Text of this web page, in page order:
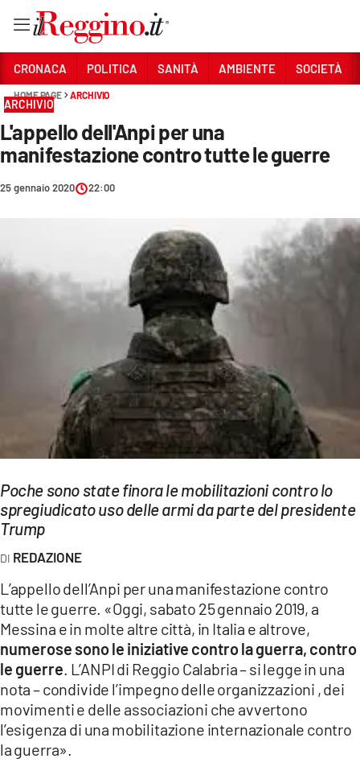
Sezioni
CRONACA
SOCIETÀ
CULTURA
ECONOMIA E LAVORO
Streaming
LAC TV
LAC NETWORK
LAC ONAIR
LaC
Network
LACPLAY.IT
LACTV.IT
LACONAIR.IT
LACITYMAG.IT
CRONACA POLITICA SANITÀ AMBIENTE SOCIETÀ
HOME PAGE ARCHIVIO
ARCHIVIO
L'appello dell'Anpi per una
manifestazione contro tutte le guerre
25 gennaio 2020 22:00
Poche sono state finora le mobilitazioni contro lo
spregiudicato uso delle armi da parte del presidente
Trump
REDAZIONE
L’appello dell’Anpi per una manifestazione contro
tutte le guerre. «Oggi, sabato 25 gennaio 2019, a
Messina e in molte altre città, in Italia e altrove,
numerose sono le iniziative contro la guerra, contro
le guerre. L’ANPI di Reggio Calabria – si legge in una
nota – condivide l’impegno delle organizzazioni , dei
movimenti e delle associazioni che avvertono
l’esigenza di una mobilitazione internazionale contro
la guerra».